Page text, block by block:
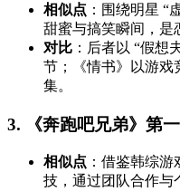
相似点 ：围绕明星 “
甜蜜与搞笑瞬间，是
对比 ：后者以 “假想
节；《情书》以游戏
集。
3. 《奔跑吧兄弟》第
相似点 ：借鉴韩综
技，通过团队合作与